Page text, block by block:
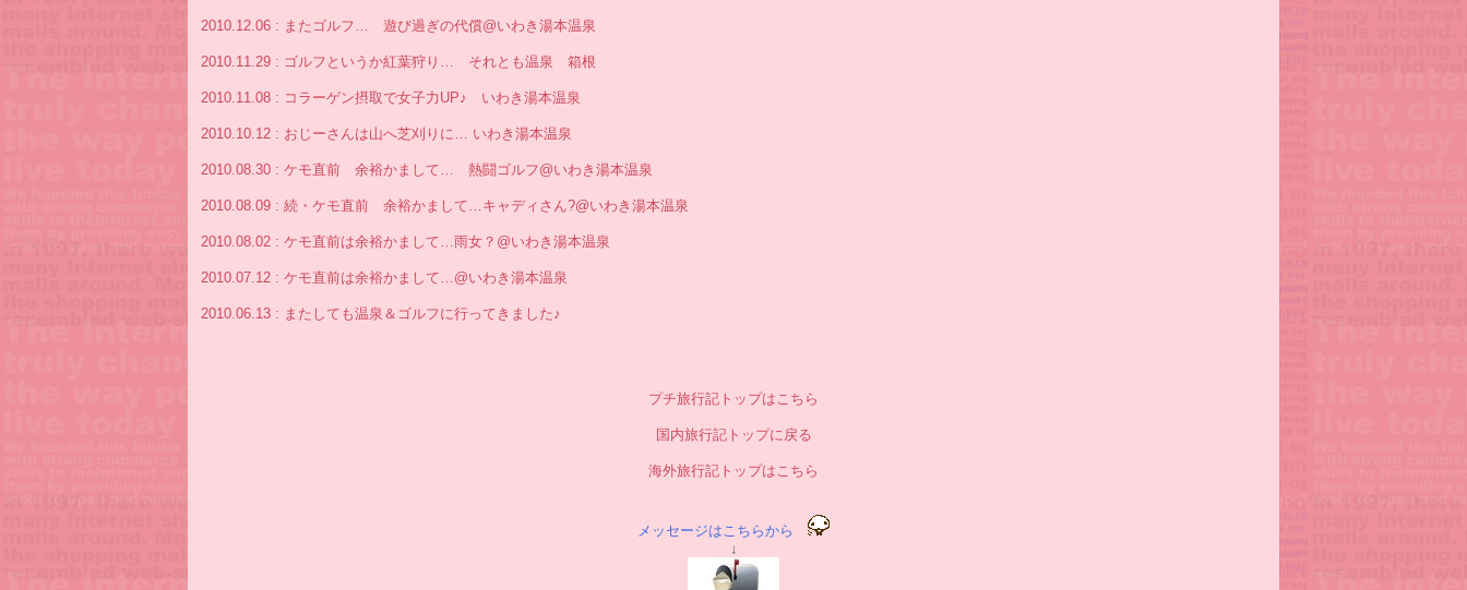
2010.12.06 : またゴルフ… 遊び過ぎの代償@いわき湯本温泉
2010.11.29 : ゴルフというか紅葉狩り… それとも温泉 箱根
2010.11.08 : コラーゲン摂取で女子力UP♪ いわき湯本温泉
2010.10.12 : おじーさんは山へ芝刈りに… いわき湯本温泉
2010.08.30 : ケモ直前 余裕かまして… 熱闘ゴルフ@いわき湯本温泉
2010.08.09 : 続・ケモ直前 余裕かまして…キャディさん?@いわき湯本温泉
2010.08.02 : ケモ直前は余裕かまして…雨女？@いわき湯本温泉
2010.07.12 : ケモ直前は余裕かまして…@いわき湯本温泉
2010.06.13 : またしても温泉＆ゴルフに行ってきました♪
プチ旅行記トップはこちら
国内旅行記トップに戻る
海外旅行記トップはこちら
メッセージはこちらから
↓